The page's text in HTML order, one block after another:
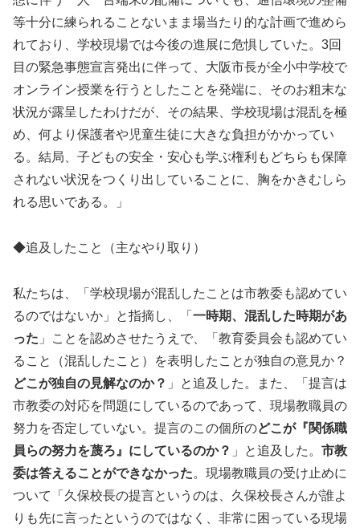
等十分に練られることないまま場当たり的な計画で進めら
れており、学校現場では今後の進展に危惧していた。3回
目の緊急事態宣言発出に伴って、大阪市長が全小中学校で
オンライン授業を行うとしたことを発端に、そのお粗末な
状況が露呈したわけだが、その結果、学校現場は混乱を極
め、何より保護者や児童生徒に大きな負担がかかってい
る。結局、子どもの安全・安心も学ぶ権利もどちらも保障
されない状況をつくり出していることに、胸をかきむしら
れる思いである。」
◆追及したこと（主なやり取り）
私たちは、「学校現場が混乱したことは市教委も認めてい
るのではないか」と指摘し、「 一時期、混乱した時期があ
った 」ことを認めさせたうえで、「教育委員会も認めてい
ること（混乱したこと）を表明したことが独自の意見か？
どこが独自の見解なのか？ 」と追及した。また、「提言は
市教委の対応を問題にしているのであって、現場教職員の
努力を否定していない。提言のこの個所のどこが『関係職
員らの努力を蔑ろ』にしているのか？ 」と追及した。 市教
委は答えることができなかった。現場教職員の受け止めに
ついて「久保校長の提言というのは、久保校長さんが誰よ
りも先に言ったというのではなく、非常に困っている現場